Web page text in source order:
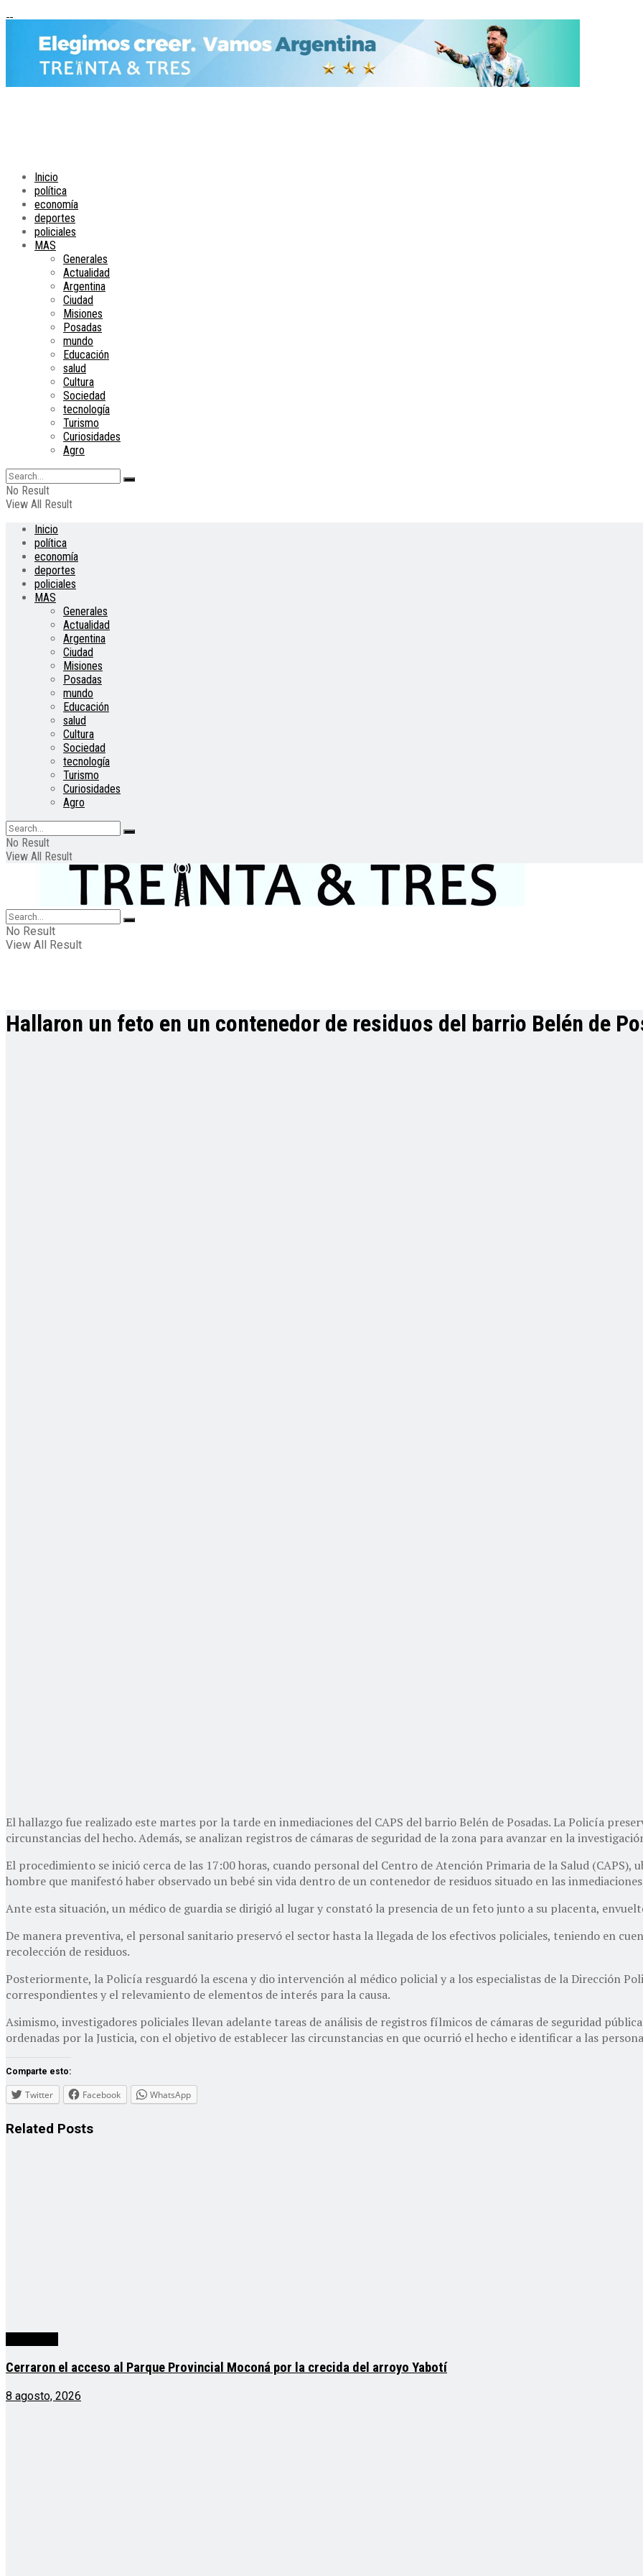
Inicio
política
economía
deportes
policiales
MAS
Generales
Actualidad
Argentina
Ciudad
Misiones
Posadas
mundo
Educación
salud
Cultura
Sociedad
tecnología
Turismo
Curiosidades
Agro
No Result
View All Result
Inicio
política
economía
deportes
policiales
MAS
Generales
Actualidad
Argentina
Ciudad
Misiones
Posadas
mundo
Educación
salud
Cultura
Sociedad
tecnología
Turismo
Curiosidades
Agro
No Result
View All Result
No Result
View All Result
Hallaron un feto en un contenedor de residuos del barrio Belén de
El hallazgo fue realizado este martes por la tarde en inmediaciones del CAPS del barrio Belén de Posadas. La Policía
circunstancias del hecho. Además, se analizan registros de cámaras de seguridad de la zona para avanzar en la
El procedimiento se inició cerca de las 17:00 horas, cuando personal del Centro de Atención Primaria de la Salud (CAPS),
hombre que manifestó haber observado un bebé sin vida dentro de un contenedor de residuos situado en las
Ante esta situación, un médico de guardia se dirigió al lugar y constató la presencia de un feto junto a su placenta,
De manera preventiva, el personal sanitario preservó el sector hasta la llegada de los efectivos policiales, teniendo en
recolección de residuos.
Posteriormente, la Policía resguardó la escena y dio intervención al médico policial y a los especialistas de la Dirección
correspondientes y el relevamiento de elementos de interés para la causa.
Asimismo, investigadores policiales llevan adelante tareas de análisis de registros fílmicos de cámaras de seguridad
ordenadas por la Justicia, con el objetivo de establecer las circunstancias en que ocurrió el hecho e identificar a las
Comparte esto:
Twitter Facebook WhatsApp
Related Posts
Cerraron el acceso al Parque Provincial Moconá por la crecida del arroyo Yabotí
8 agosto, 2026